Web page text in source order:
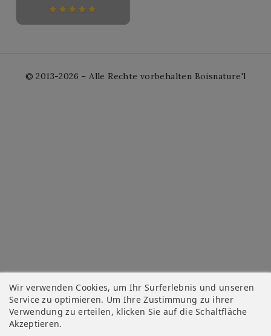
Wir verwenden Cookies, um Ihr Surferlebnis und unseren
Service zu optimieren. Um Ihre Zustimmung zu ihrer
Verwendung zu erteilen, klicken Sie auf die Schaltfläche
Akzeptieren.
© 2013-2026 – Alle Rechte vorbehalten Boisnature'l